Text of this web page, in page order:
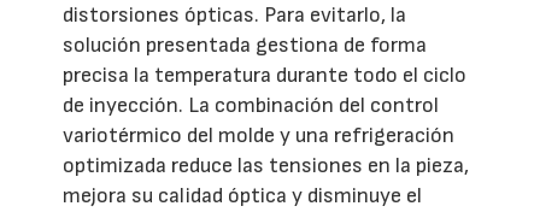
distorsiones ópticas. Para evitarlo, la
solución presentada gestiona de forma
precisa la temperatura durante todo el ciclo
de inyección. La combinación del control
variotérmico del molde y una refrigeración
optimizada reduce las tensiones en la pieza,
mejora su calidad óptica y disminuye el